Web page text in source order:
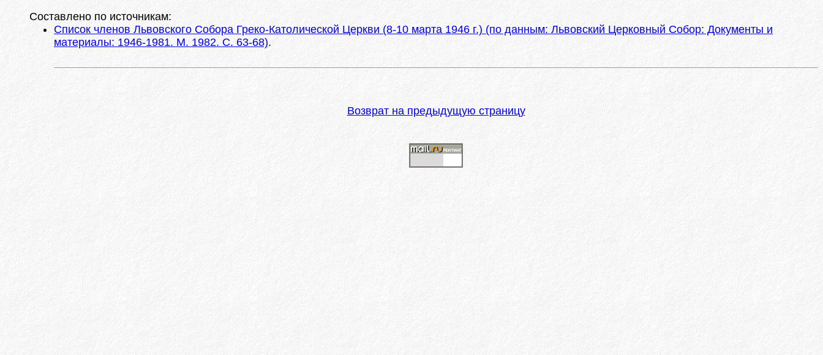
Составлено по источникам:
Список членов Львовского Собора Греко-Католической Церкви (8-10 марта 1946 г.) (по данным: Львовский Церковный Собор: Документы и
материалы: 1946-1981. М. 1982. С. 63-68).
Возврат на предыдущую страницу